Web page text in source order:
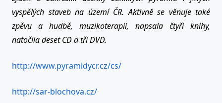
vyspělých staveb na území ČR. Aktivně se věnuje také
zpěvu a hudbě, muzikoterapii, napsala čtyři knihy,
natočila deset CD a tři DVD.
http://www.pyramidycr.cz/cs/
http://sar-blochova.cz/